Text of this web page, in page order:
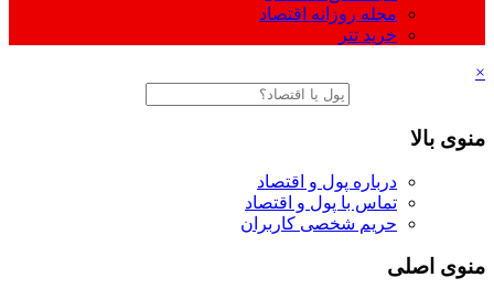
مجله روزانه اقتصاد
خرید تتر
×
منوی بالا
درباره پول و اقتصاد
تماس با پول و اقتصاد
حریم شخصی کاربران
منوی اصلی